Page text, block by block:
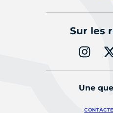
Sur les
Une